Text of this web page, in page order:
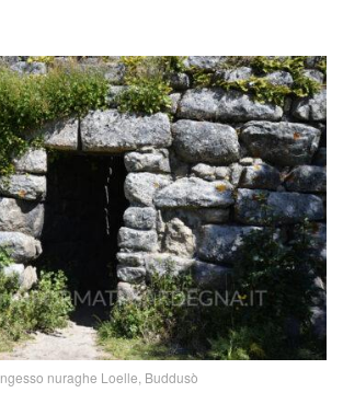
nuraghe Loelle, Buddusò